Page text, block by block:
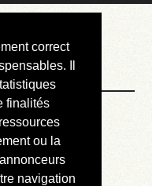
correct
Il
finalités
ou la
navigation